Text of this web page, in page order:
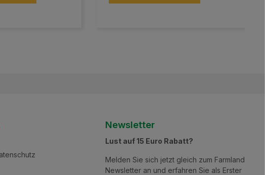
Newsletter
Lust auf 15 Euro Rabatt?
Melden Sie sich jetzt gleich zum Farmland
Newsletter an und erfahren Sie als Erster